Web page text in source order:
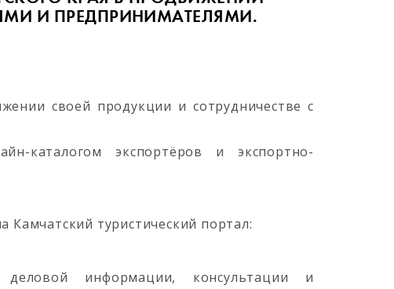
И ПРЕДПРИНИМАТЕЛЯМИ.
своей продукции и сотрудничестве с
каталогом экспортёров и экспортно-
Камчатский туристический портал:
информации, консультации и